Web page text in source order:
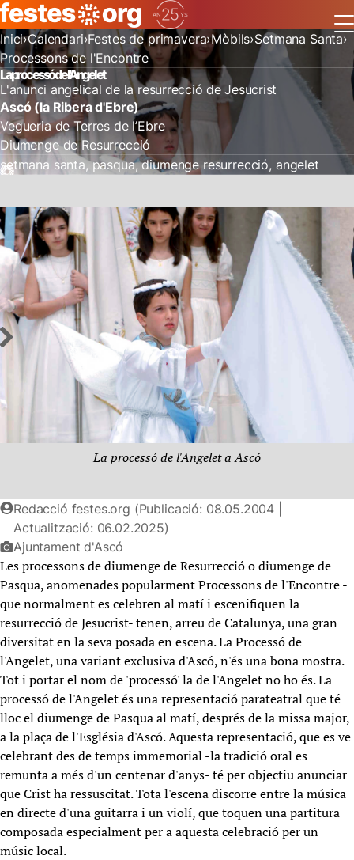
Inici Calendari Festes de primavera Mòbils Setmana Santa
Processons de l'Encontre
La processó de l'Angelet
L'anunci angelical de la resurrecció de Jesucrist
Ascó (la Ribera d'Ebre)
Vegueria de Terres de l’Ebre
Diumenge de Resurrecció
setmana santa pasqua diumenge resurrecció angelet
La processó de l'Angelet a Ascó
Redacció festes.org (Publicació: 08.05.2004 |
Actualització: 06.02.2025)
Ajuntament d'Ascó
Les processons de diumenge de Resurrecció o diumenge de
Pasqua, anomenades popularment Processons de l'Encontre -
que normalment es celebren al matí i escenifiquen la
resurrecció de Jesucrist- tenen, arreu de Catalunya, una gran
diversitat en la seva posada en escena. La Processó de
l'Angelet, una variant exclusiva d'Ascó, n'és una bona mostra.
Tot i portar el nom de 'processó' la de l'Angelet no ho és. La
processó de l'Angelet és una representació parateatral que té
lloc el diumenge de Pasqua al matí, després de la missa major,
a la plaça de l'Església d'Ascó. Aquesta representació, que es ve
celebrant des de temps immemorial -la tradició oral es
remunta a més d'un centenar d'anys- té per objectiu anunciar
que Crist ha ressuscitat. Tota l'escena discorre entre la música
en directe d'una guitarra i un violí, que toquen una partitura
composada especialment per a aquesta celebració per un
músic local.